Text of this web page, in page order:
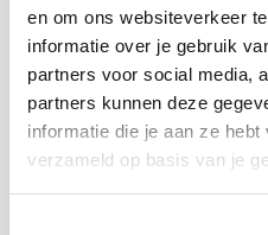
en om ons websiteverkeer
informatie over je gebruik
partners voor social media,
partners kunnen deze
informatie die je aan ze
verzameld op basis van je